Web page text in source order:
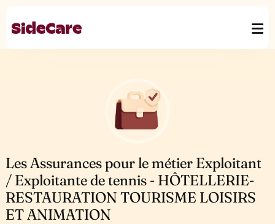
Les Assurances pour le métier Exploitant
/ Exploitante de tennis - HÔTELLERIE-
RESTAURATION TOURISME LOISIRS
ET ANIMATION